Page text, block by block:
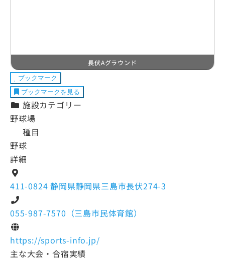
長伏Aグラウンド
ブックマーク
ブックマークを見る
施設カテゴリー
野球場
種目
野球
詳細
411-0824 静岡県静岡県三島市長伏274-3
055-987-7570（三島市民体育館）
https://sports-info.jp/
主な大会・合宿実績